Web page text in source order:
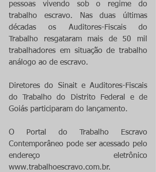
pessoas vivendo sob o regime do
trabalho escravo. Nas duas últimas
décadas os Auditores-Fiscais do
Trabalho resgataram mais de 50 mil
trabalhadores em situação de trabalho
análogo ao de escravo.
Diretores do Sinait e Auditores-Fiscais
do Trabalho do Distrito Federal e de
Goiás participaram do lançamento.
O Portal do Trabalho Escravo
Contemporâneo pode ser acessado pelo
endereço eletrônico
www.trabalhoescravo.com.br.